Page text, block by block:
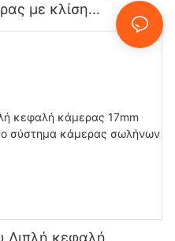
με κλίση
και
κάμερας σωλήνων
Διπλή κεφαλή